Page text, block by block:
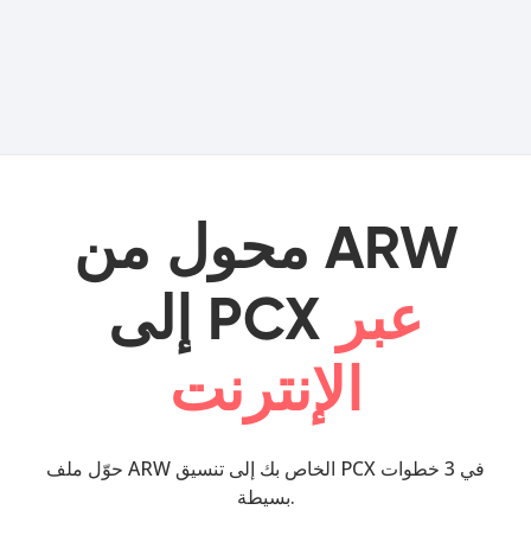
محول من ARW
إلى PCX
الإنترنت
حوّل ملف ARW الخاص بك إلى تنسيق PCX في 3 خطوات
بسيطة.